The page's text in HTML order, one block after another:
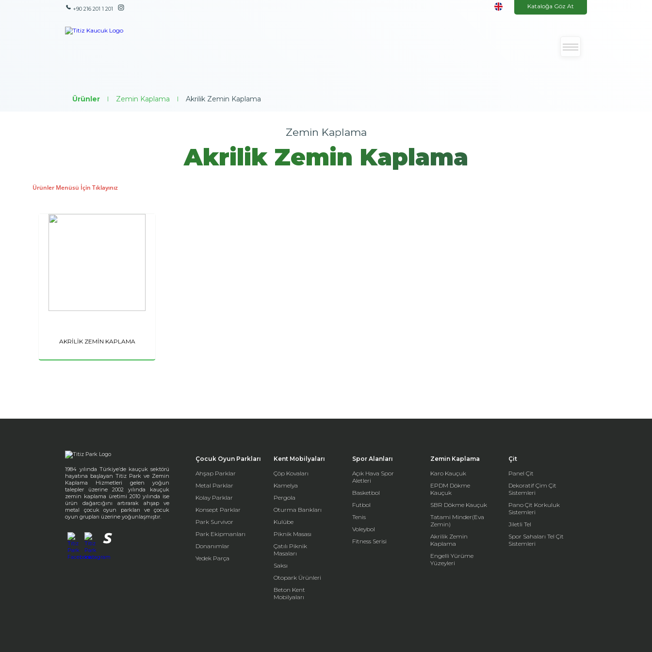
+90 216 201 1 201 Kataloğa Göz At
Ürünler | Zemin Kaplama | Akrilik Zemin Kaplama
Zemin Kaplama
Akrilik Zemin Kaplama
Ürünler Menüsü İçin Tıklayınız
AKRİLİK ZEMİN KAPLAMA
1984 yılında Türkiye’de kauçuk sektörü
hayatına başlayan Titiz Park ve Zemin
Kaplama Hizmetleri gelen yoğun
talepler üzerine 2002 yılında kauçuk
zemin kaplama üretimi 2010 yılında ise
ürün dağarcığını artırarak ahşap ve
metal çocuk oyun parkları ve çocuk
oyun grupları üzerine yoğunlaşmıştır.
Çocuk Oyun Parkları
Ahşap Parklar
Metal Parklar
Kolay Parklar
Konsept Parklar
Park Survivor
Park Ekipmanları
Donanımlar
Yedek Parça
Kent Mobilyaları
Çöp Kovaları
Kamelya
Pergola
Oturma Bankları
Kulübe
Piknik Masası
Çatılı Piknik
Masaları
Saksı
Otopark Ürünleri
Beton Kent
Mobilyaları
Spor Alanları
Açık Hava Spor
Aletleri
Basketbol
Futbol
Tenis
Voleybol
Fitness Serisi
Zemin Kaplama
Karo Kauçuk
EPDM Dökme
Kauçuk
SBR Dökme Kauçuk
Tatami Minder(Eva
Zemin)
Akrilik Zemin
Kaplama
Engelli Yürüme
Yüzeyleri
Çit
Panel Çit
Dekoratif Çim Çit
Sistemleri
Pano Çit Korkuluk
Sistemleri
Jiletli Tel
Spor Sahaları Tel Çit
Sistemleri